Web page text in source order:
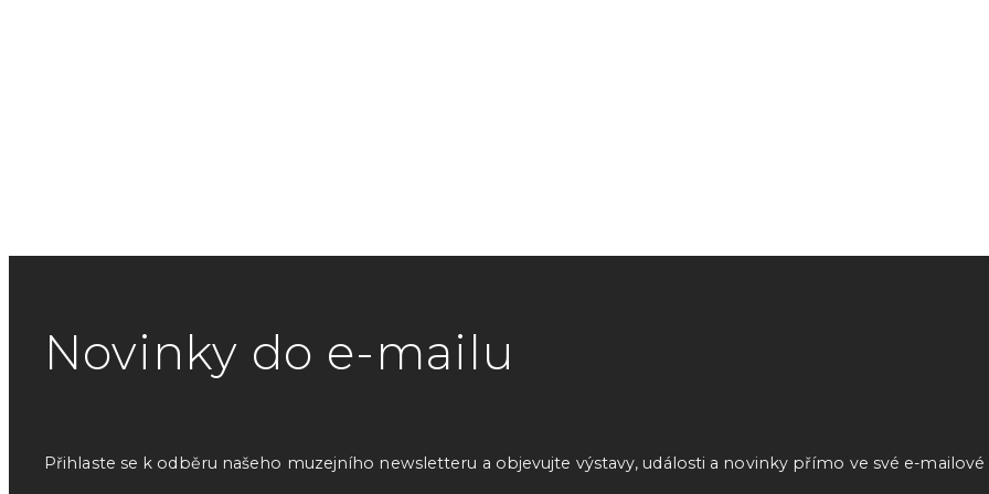
Novinky do e-mailu
Přihlaste se k odběru našeho muzejního newsletteru a objevujte výstavy, události a novinky přímo ve své e-mailové